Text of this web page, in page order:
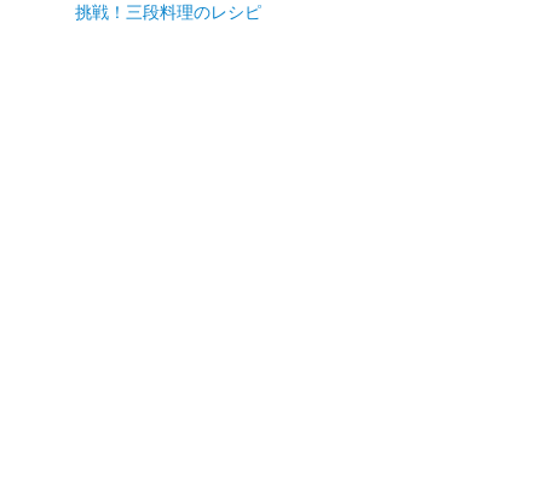
挑戦！三段料理のレシピ